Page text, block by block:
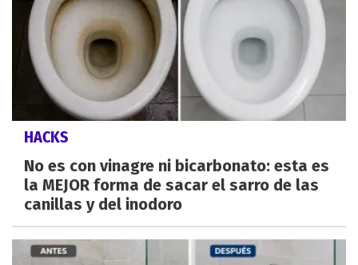
HACKS
No es con vinagre ni bicarbonato: esta es
la MEJOR forma de sacar el sarro de las
canillas y del inodoro